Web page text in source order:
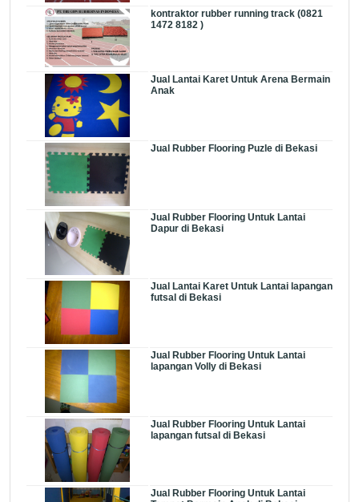
kontraktor rubber running track (0821
1472 8182 )
Jual Lantai Karet Untuk Arena Bermain
Anak
Jual Rubber Flooring Puzle di Bekasi
Jual Rubber Flooring Untuk Lantai
Dapur di Bekasi
Jual Lantai Karet Untuk Lantai lapangan
futsal di Bekasi
Jual Rubber Flooring Untuk Lantai
lapangan Volly di Bekasi
Jual Rubber Flooring Untuk Lantai
lapangan futsal di Bekasi
Jual Rubber Flooring Untuk Lantai